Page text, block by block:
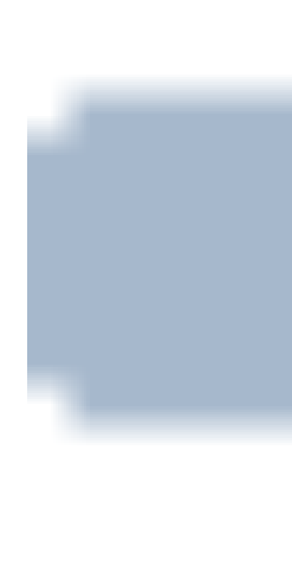
疗科技打破西方技术壁垒，自主研